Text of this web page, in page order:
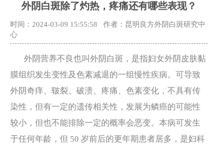
外阴白斑除了灼热，疼痛还有哪些表现？
时间：2024-03-09 15:55:58
作者：昆明良方外阴白斑研究中
心
外阴营养不良也叫外阴白斑，是指妇女外阴皮肤黏
膜组织发生变性及色素减退的一组慢性疾病。可导致
外阴奇痒、皲裂、破溃、疼痛、色素变化，不具有传
染性，但有一定的遗传相关性，发展为鳞癌的可能性
较小，但也不能排除一定的概率会恶变。本病可发生
于任何年龄，但 50 岁前后的更年期患者居多，是妇科